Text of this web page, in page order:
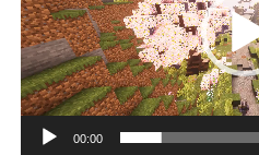
レ
ー
ヤ
ー
00:00